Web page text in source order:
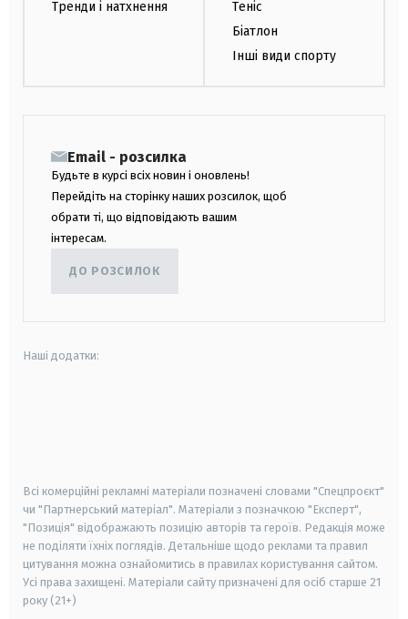
Тренди і натхнення
Теніс
Біатлон
Інші види спорту
Email - розсилка
Будьте в курсі всіх новин і оновлень!
Перейдіть на сторінку наших розсилок, щоб
обрати ті, що відповідають вашим
інтересам.
ДО РОЗСИЛОК
Наші додатки:
Всі комерційні рекламні матеріали позначені словами "Спецпроєкт"
чи "Партнерський матеріал". Матеріали з позначкою "Експерт",
"Позиція" відображають позицію авторів та героїв. Редакція може
не поділяти їхніх поглядів. Детальніше щодо реклами та правил
цитування можна ознайомитись в правилах користування сайтом.
Усі права захищені. Матеріали сайту призначені для осіб старше 21
року (21+)